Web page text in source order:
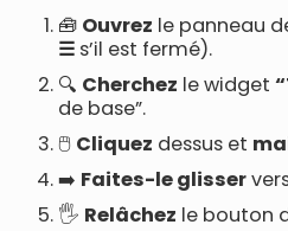
🧰 Ouvrez le panneau
☰ s’il est fermé).
🔍 Cherchez le widget
de base”.
🖱️ Cliquez dessus et
➡️ Faites-le glisser
🖐️ Relâchez le bouton